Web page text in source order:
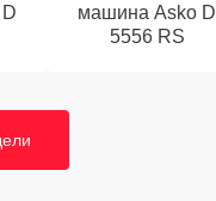
машина Asko D
5556 RS